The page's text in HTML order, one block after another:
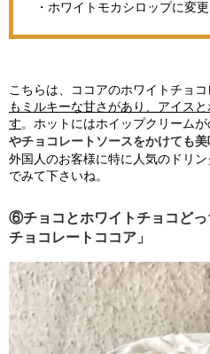
・ホワイトモカシロップに変更
こちらは、ココアのホワイトチョコ
もミルキーな甘さがあり、アイス
す 。ホットにはホイップクリームが
やチョコレートソースをかけても
外国人のお客様に特に人気のドリ
でみて下さいね。
⑥チョコとホワイトチョコど
チョコレートココア」